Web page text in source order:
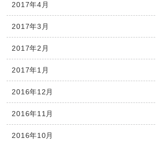
2017年4月
2017年3月
2017年2月
2017年1月
2016年12月
2016年11月
2016年10月